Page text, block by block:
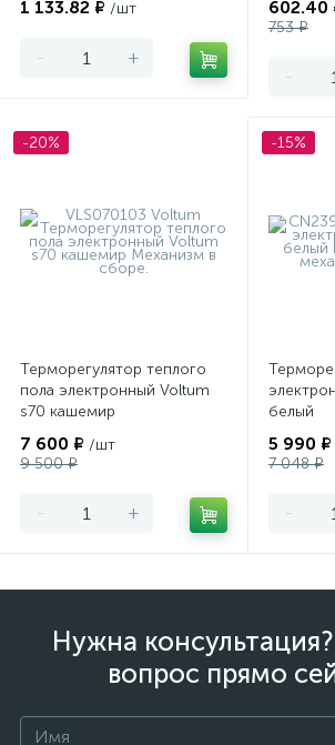
1 133.82 ₽ /шт
- +
602.40
753 ₽
-
-20%
Терморегулятор теплого
пола электронный Voltum
s70 кашемир
7 600 ₽ /шт
9 500 ₽
- +
-15%
белый
5 990 ₽
7 048 ₽
-
Нужна
вопрос прямо